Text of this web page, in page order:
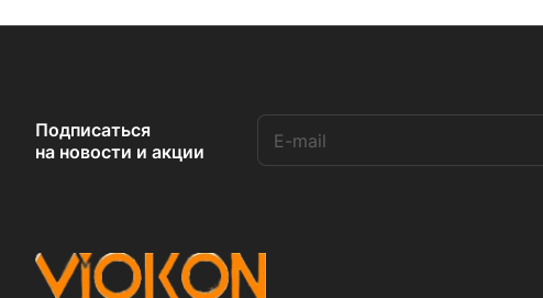
Подписаться
на новости и акции